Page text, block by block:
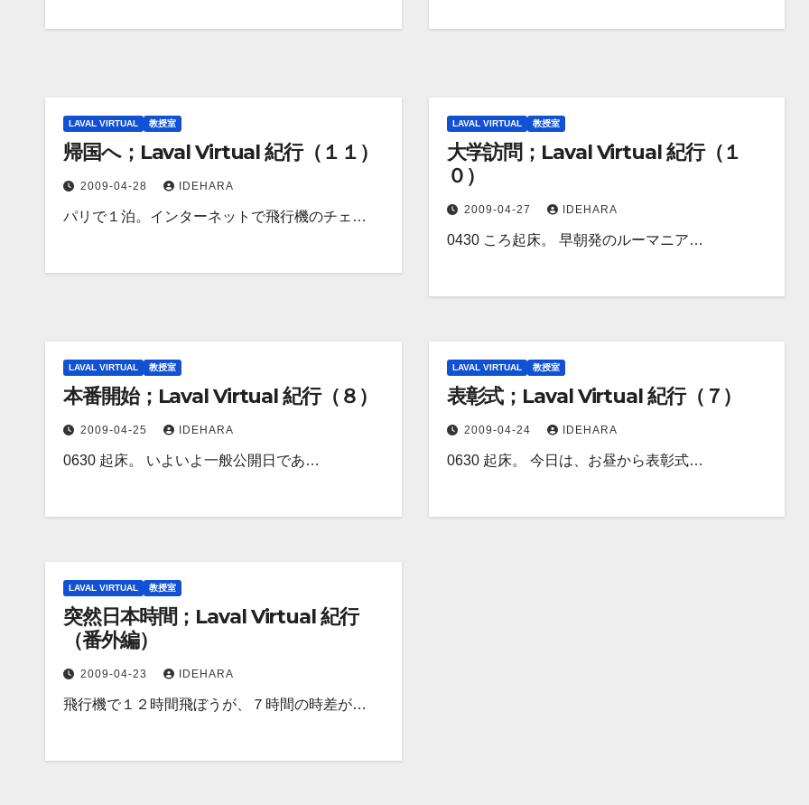
LAVAL VIRTUAL 教授室
帰国へ；Laval Virtual 紀行（１１）
2009-04-28 IDEHARA
パリで１泊。インターネットで飛行機のチェ…
LAVAL VIRTUAL 教授室
大学訪問；Laval Virtual 紀行（１
０）
2009-04-27 IDEHARA
0430 ころ起床。 早朝発のルーマニア…
LAVAL VIRTUAL 教授室
本番開始；Laval Virtual 紀行（８）
2009-04-25 IDEHARA
0630 起床。 いよいよ一般公開日であ…
LAVAL VIRTUAL 教授室
表彰式；Laval Virtual 紀行（７）
2009-04-24 IDEHARA
0630 起床。 今日は、お昼から表彰式…
LAVAL VIRTUAL 教授室
突然日本時間；Laval Virtual 紀行
（番外編）
2009-04-23 IDEHARA
飛行機で１２時間飛ぼうが、７時間の時差が…